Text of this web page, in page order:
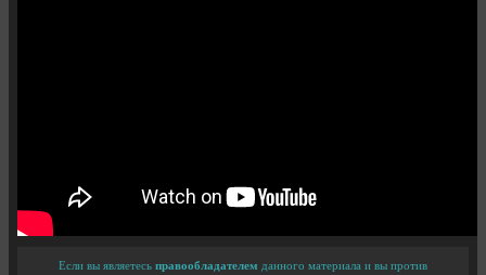
Если вы являетесь правообладателем данного материала и вы против